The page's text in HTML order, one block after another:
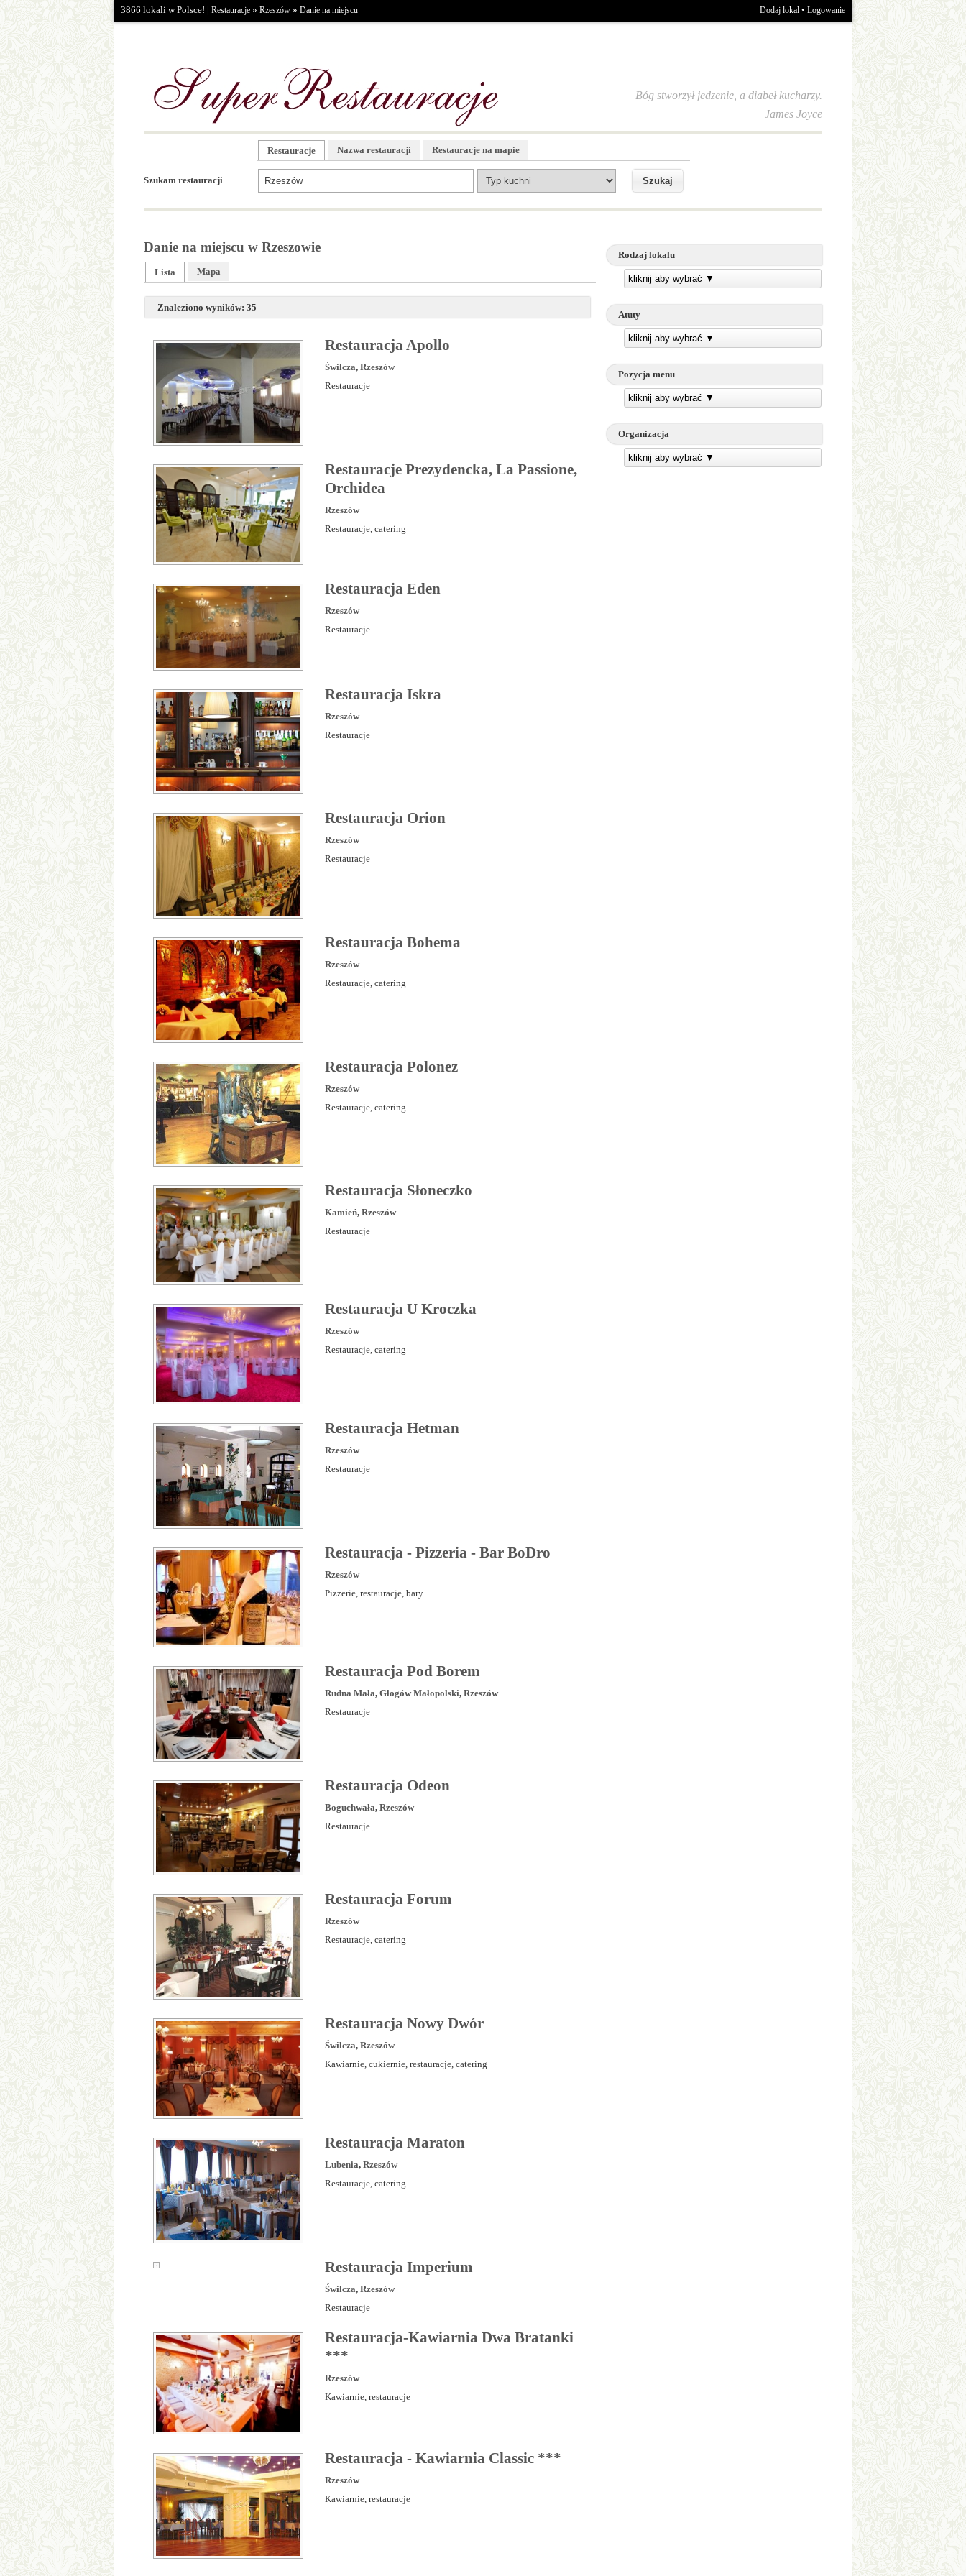
3866 lokali w Polsce! | Restauracje » Rzeszów » Danie na miejscu Dodaj lokal • Logowanie
Bóg stworzył jedzenie, a diabeł kucharzy.
James Joyce
Szukam restauracji
Restauracje Nazwa restauracji Restauracje na mapie
Rodzaj lokalu
kliknij aby wybrać ▼
Atuty
kliknij aby wybrać ▼
Pozycja menu
kliknij aby wybrać ▼
Organizacja
kliknij aby wybrać ▼
Danie na miejscu w Rzeszowie
Lista Mapa
Znaleziono wyników: 35
Restauracja Apollo
Świlcza, Rzeszów
Restauracje
Restauracje Prezydencka, La Passione,
Orchidea
Rzeszów
Restauracje, catering
Restauracja Eden
Rzeszów
Restauracje
Restauracja Iskra
Rzeszów
Restauracje
Restauracja Orion
Rzeszów
Restauracje
Restauracja Bohema
Rzeszów
Restauracje, catering
Restauracja Polonez
Rzeszów
Restauracje, catering
Restauracja Słoneczko
Kamień, Rzeszów
Restauracje
Restauracja U Kroczka
Rzeszów
Restauracje, catering
Restauracja Hetman
Rzeszów
Restauracje
Restauracja - Pizzeria - Bar BoDro
Rzeszów
Pizzerie, restauracje, bary
Restauracja Pod Borem
Rudna Mała, Głogów Małopolski, Rzeszów
Restauracje
Restauracja Odeon
Boguchwała, Rzeszów
Restauracje
Restauracja Forum
Rzeszów
Restauracje, catering
Restauracja Nowy Dwór
Świlcza, Rzeszów
Kawiarnie, cukiernie, restauracje, catering
Restauracja Maraton
Lubenia, Rzeszów
Restauracje, catering
Restauracja Imperium
Świlcza, Rzeszów
Restauracje
Restauracja-Kawiarnia Dwa Bratanki
***
Rzeszów
Kawiarnie, restauracje
Restauracja - Kawiarnia Classic ***
Rzeszów
Kawiarnie, restauracje